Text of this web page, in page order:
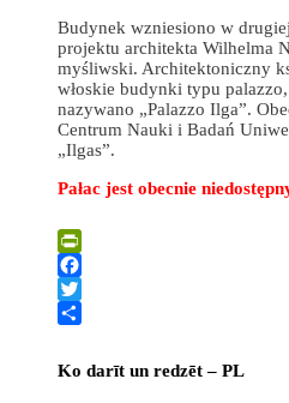
Budynek wzniesiono w
projektu architekta Wilhelma
myśliwski. Architektoniczny
włoskie budynki typu
nazywano „Palazzo Ilga”.
Centrum Nauki i Badań
„Ilgas”.
Pałac jest obecnie
PrintFriendly
Facebook
Twitter
Ko darīt un redzēt – PL